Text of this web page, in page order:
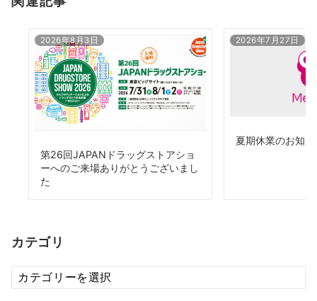
ゲ
2026年8月3日
第26回JAPANドラッグストアショ
ーへのご来場ありがとうございまし
た
2026年7月27日
夏期休業のお知ら
カテゴリ
カ
テ